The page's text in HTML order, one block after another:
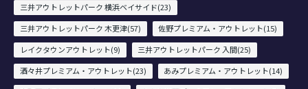
三井アウトレットパーク 横浜ベイサイド(23)
三井アウトレットパーク 木更津(57)
佐野プレミアム・アウトレット(15)
レイクタウンアウトレット(9)
三井アウトレットパーク 入間(25)
酒々井プレミアム・アウトレット(23)
あみプレミアム・アウトレット(14)